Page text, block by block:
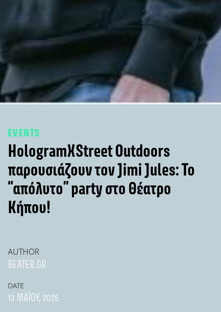
EVENTS
HologramΧStreet Outdoors
παρουσιάζουν τον Jimi Jules: Το
“απόλυτο” party στο Θέατρο
Κήπου!
AUTHOR
BEATER.GR
DATE
13 ΜΑΪ́ΟΥ, 2026